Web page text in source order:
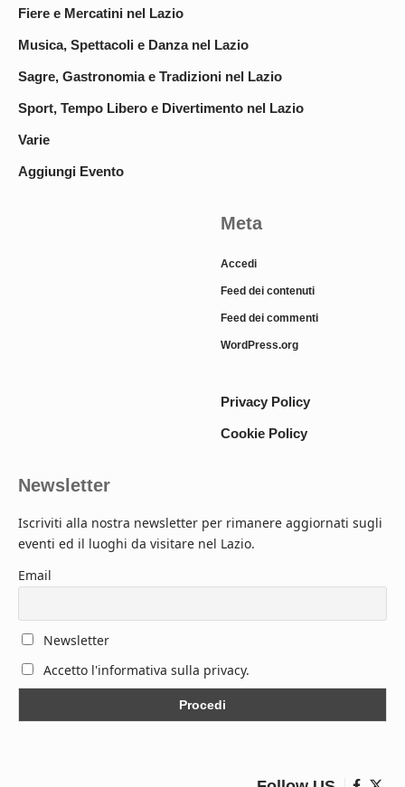
Fiere e Mercatini nel Lazio
Musica, Spettacoli e Danza nel Lazio
Sagre, Gastronomia e Tradizioni nel Lazio
Sport, Tempo Libero e Divertimento nel Lazio
Varie
Aggiungi Evento
Meta
Accedi
Feed dei contenuti
Feed dei commenti
WordPress.org
Privacy Policy
Cookie Policy
Newsletter
Iscriviti alla nostra newsletter per rimanere aggiornati sugli
eventi ed il luoghi da visitare nel Lazio.
Email
Newsletter
Accetto l'informativa sulla privacy.